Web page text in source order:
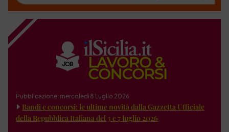
Pubblicazione: mercoledì 8 Luglio 2026
Bandi e concorsi: le ultime novità dalla Gazzetta Ufficiale
della Repubblica Italiana del 3 e 7 luglio 2026